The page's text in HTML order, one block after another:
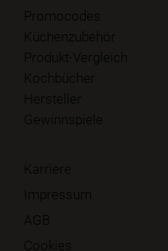
Promocodes
Küchenzubehör
Produkt-Vergleich
Kochbücher
Hersteller
Gewinnspiele
Karriere
Impressum
AGB
Cookies